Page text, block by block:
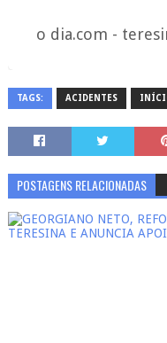
o dia.com -
TAGS: ACIDENTES
POSTAGENS RELACIONADAS